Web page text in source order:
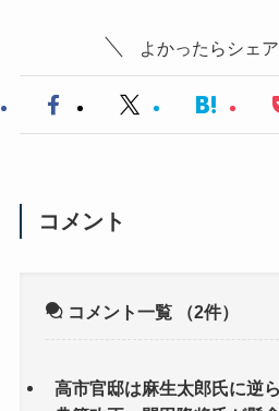
よかったらシェ
コメント
コメント一覧 （2件）
高市官邸は麻生太郎氏に